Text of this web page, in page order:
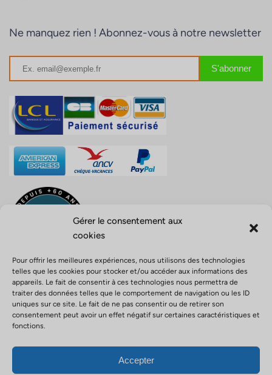
Gérer le consentement aux
cookies
Pour offrir les meilleures expériences, nous utilisons des technologies
telles que les cookies pour stocker et/ou accéder aux informations des
appareils. Le fait de consentir à ces technologies nous permettra de
traiter des données telles que le comportement de navigation ou les ID
uniques sur ce site. Le fait de ne pas consentir ou de retirer son
consentement peut avoir un effet négatif sur certaines caractéristiques et
fonctions.
Accepter
Ne manquez rien ! Abonnez-vous à notre newsletter
Opérateur de voyage ATOUT FRANCE n° IM971100004 –
Responsabilité civile agent de voyage, police n° 0210001756 –
Politique de confidentialité